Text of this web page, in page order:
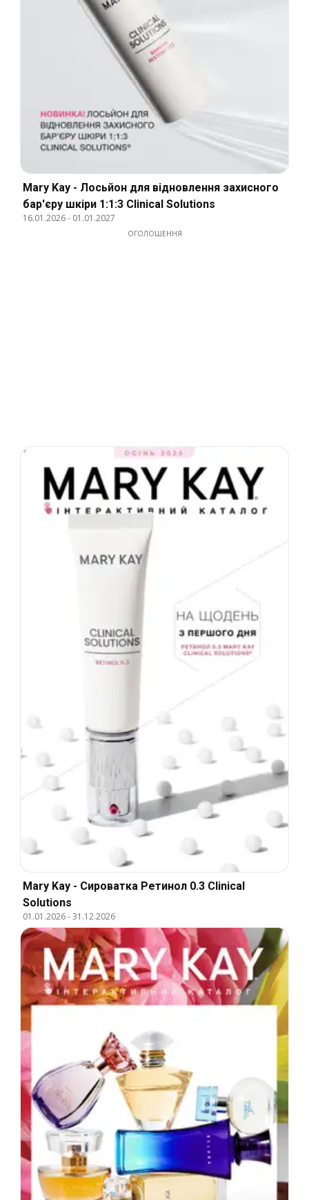
Mary Kay - Лосьйон для відновлення захисного
бар'єру шкіри 1:1:3 Clinical Solutions
16.01.2026- 01.01.2027
ОГОЛОШЕННЯ
Mary Kay - Сироватка Ретинол 0.3 Clinical
Solutions
01.01.2026-31.12.2026